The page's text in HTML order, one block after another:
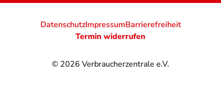
© 2026 Verbraucherzentrale e.V.
DatenschutzImpressumBarrierefreiheit
Termin widerrufen